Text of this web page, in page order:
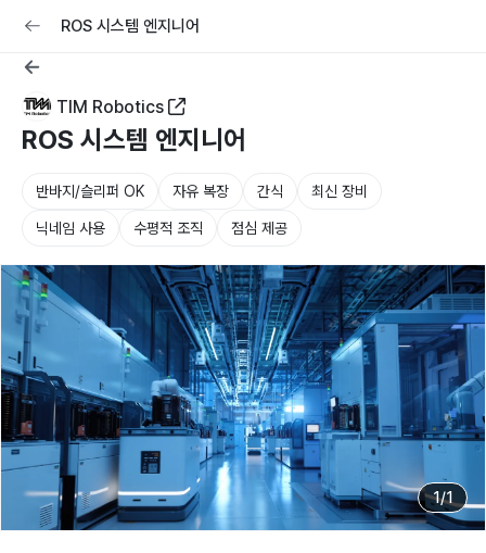
교육 커리어
ROS 시스템 엔지니어
TIM Robotics
ROS 시스템 엔지니어
반바지/슬리퍼 OK 자유 복장 간식 최신 장비
닉네임 사용 수평적 조직 점심 제공
1/1